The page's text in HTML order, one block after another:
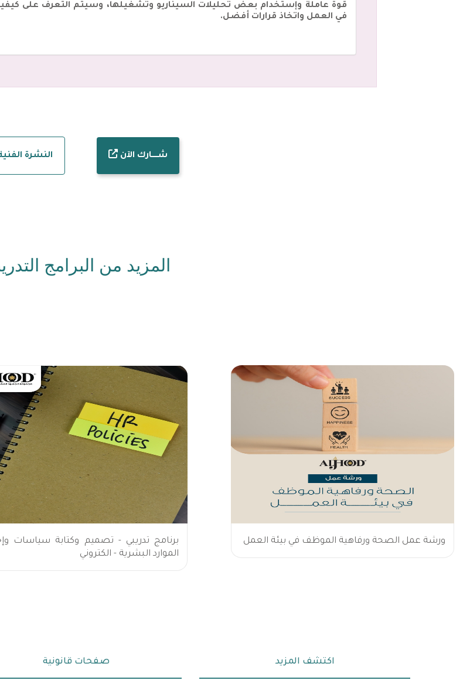
قوة عاملة وإستخدام بعض تحليلات السيناريو وتشغيلها، وسيتم التعرف على كيفية
في العمل واتخاذ قرارات أفضل.
شـــــارك الآن النشرة
المزيد من البرامج
ورشة عمل الصحة ورفاهية الموظف في بيئة العمل
برنامج تدريبي - تصميم وكتابة سياسات
الموارد البشرية - الكتروني
صفحات قانونية اكتشف المزيد